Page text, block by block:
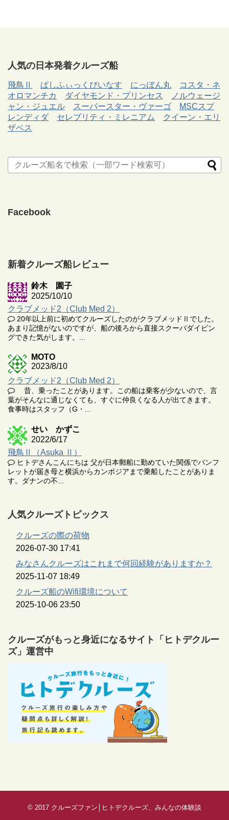
人気の日本発着クルーズ船
飛鳥Ⅱ ぱしふぃっくびいなす にっぽん丸
コスタ・ネ
オロマンチカ
ダイヤモンド・プリンセス
ノルウェージ
ャン・ジュエル
スーパースター・ヴァーゴ
MSCスプ
レンディダ
セレブリティ・ミレニアム
クイーン・エリ
ザベス
Facebook
新着クルーズ船レビュー
鈴木 園子
2025/10/10
クラブメッド2（Club Med 2）
20年以上前に初めてクルーズしたのがクラブメッドⅡでした。
あまり記憶がないのですが、船の後ろから直接スクーバダイビン
グできた気がします。...
MOTO
2023/8/10
クラブメッド2（Club Med 2）
昔、乗ったことがあります。この船は乗客が少ないので、言
葉がそんなに通じなくても、すぐに仲良くなる人が出てきます。
食事時はスタッフ（G・...
せい かずこ
2022/6/17
飛鳥Ⅱ（Asuka Ⅱ）
ヒトデさんこんにちは 父が日本郵船に勤めていた関係でパンフ
レットが届き母と横浜からカンボジアまで乗船したことがありま
す。ダナンの不...
人気クルーズトピックス
クルーズの際の荷物
2026-07-30 17:41
みなさんクルーズはこれまで何回経験がありますか？
2025-11-07 18:49
クルーズ船のWifi環境について
2025-10-06 23:50
クルーズがもっと身近になるサイト「ヒトデクルー
ズ」運営中
© 2017 クルーズファン│ヒトデクルーズ、みんなの体験談